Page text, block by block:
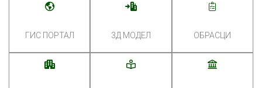
ГИС ПОРТАЛ 3Д МОДЕЛ ОБРАСЦИ